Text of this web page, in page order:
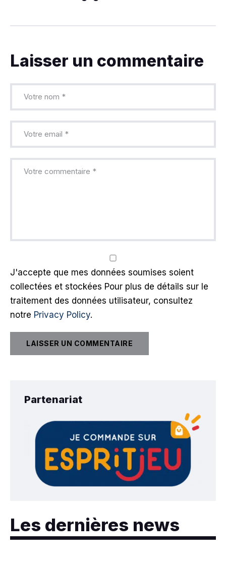
Laisser un commentaire
J'accepte que mes données soumises soient
collectées et stockées Pour plus de détails sur le
traitement des données utilisateur, consultez
notre Privacy Policy.
Partenariat
Les dernières news